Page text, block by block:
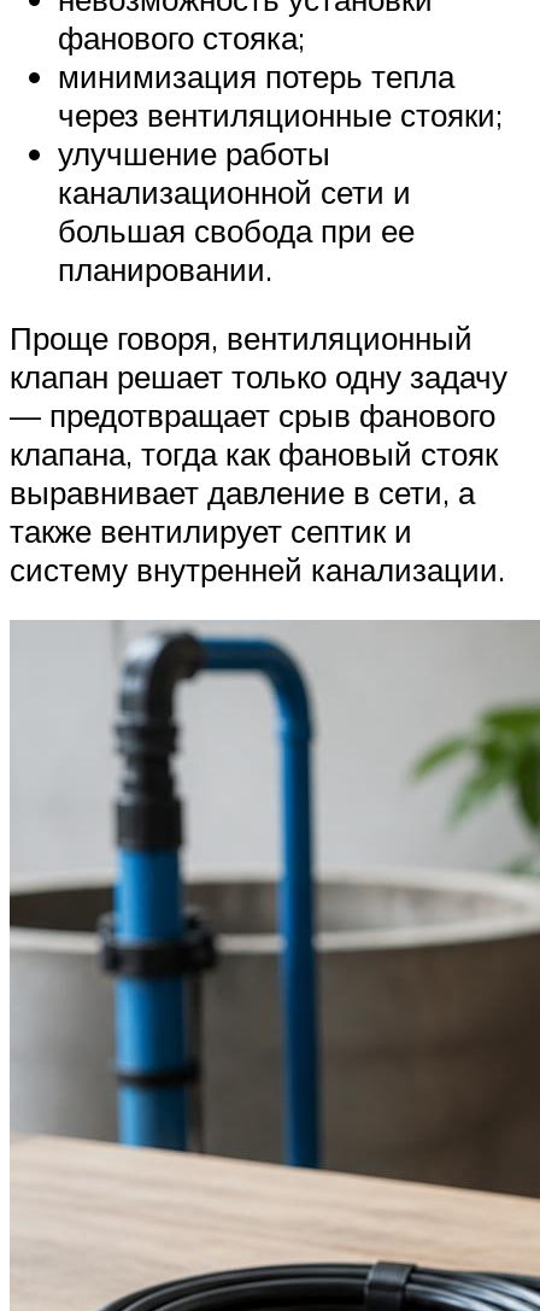
фанового стояка;
минимизация потерь тепла
через вентиляционные стояки;
улучшение работы
канализационной сети и
большая свобода при ее
планировании.
Проще говоря, вентиляционный
клапан решает только одну задачу
— предотвращает срыв фанового
клапана, тогда как фановый стояк
выравнивает давление в сети, а
также вентилирует септик и
систему внутренней канализации.